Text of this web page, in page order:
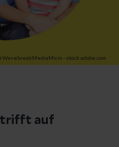
WavebreakMediaMicro - stock.adobe.com
trifft auf